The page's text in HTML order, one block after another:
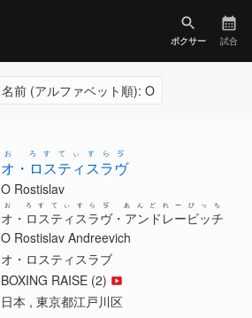
ボクサー 試合
名前 (アルファベット順): O
オ・ロスティスラヴ
お ろすてぃすらゔ
O Rostislav
オ・ロスティスラヴ・アンドレービッチ
お ろすてぃすらゔ あんどれーびっち
O Rostislav Andreevich
オ・ロスティスラブ
BOXING RAISE (2)
日本 , 東京都江戸川区